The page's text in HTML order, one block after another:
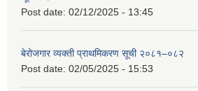
Post date: 02/12/2025 - 13:45
बेरोजगार व्यक्ती प्राथमिकरण सूची २०८१–०८२
Post date: 02/05/2025 - 15:53